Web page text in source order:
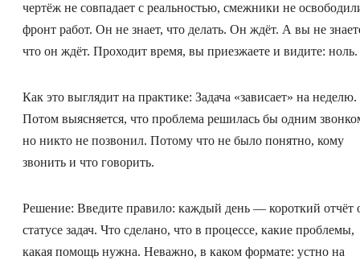
чертёж не совпадает с реальностью, смежники не
фронт работ. Он не знает, что делать. Он ждёт. А вы не
что он ждёт. Проходит время, вы приезжаете и видите: ноль.
Как это выглядит на практике: Задача «зависает» на неделю.
Потом выясняется, что проблема решилась бы одним
но никто не позвонил. Потому что не было понятно, кому
звонить и что говорить.
Решение: Введите правило: каждый день — короткий отчёт
статусе задач. Что сделано, что в процессе, какие проблемы,
какая помощь нужна. Неважно, в каком формате: устно на